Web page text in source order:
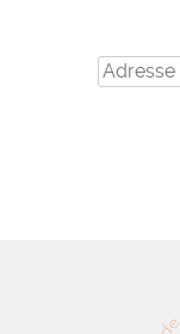
Adresse
e-